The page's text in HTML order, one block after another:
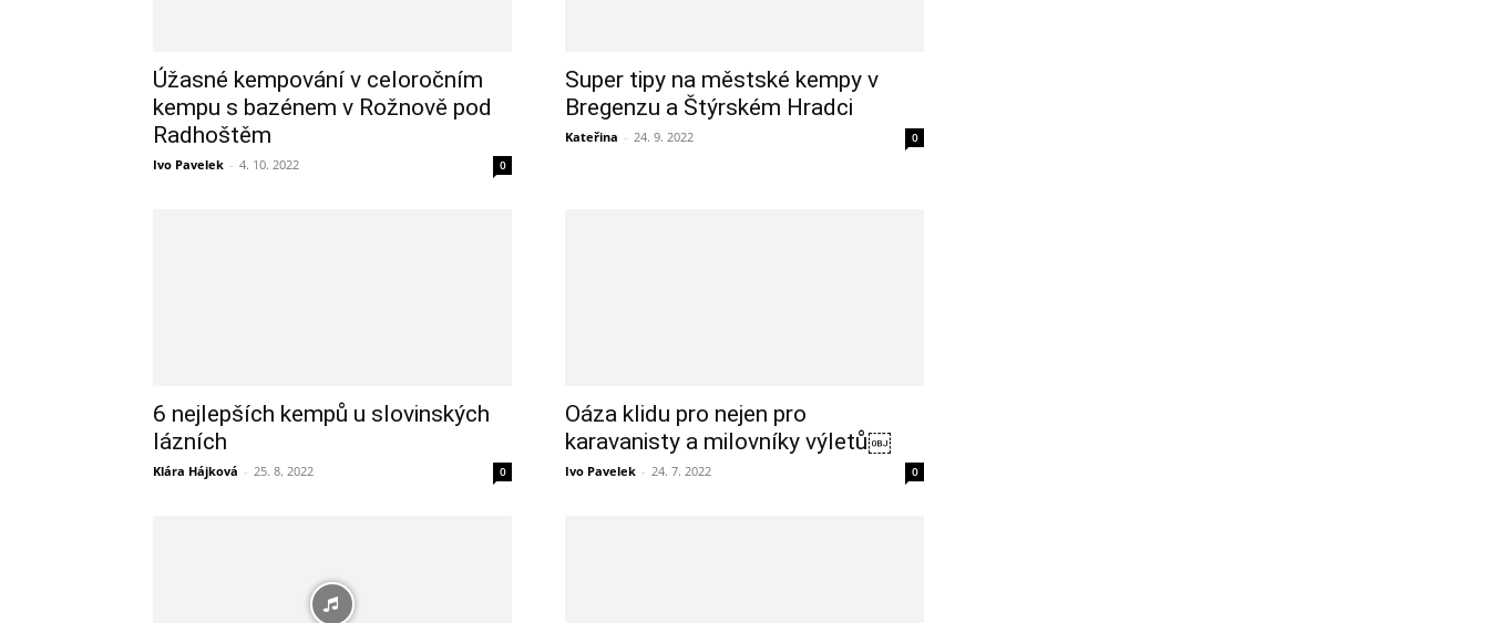
Úžasné kempování v celoročním
kempu s bazénem v Rožnově pod
Radhoštěm
Ivo Pavelek - 4. 10. 2022 0
Super tipy na městské kempy v
Bregenzu a Štýrském Hradci
Kateřina - 24. 9. 2022 0
6 nejlepších kempů u slovinských
lázních
Klára Hájková - 25. 8. 2022 0
Oáza klidu pro nejen pro
karavanisty a milovníky výletů￼
Ivo Pavelek - 24. 7. 2022 0